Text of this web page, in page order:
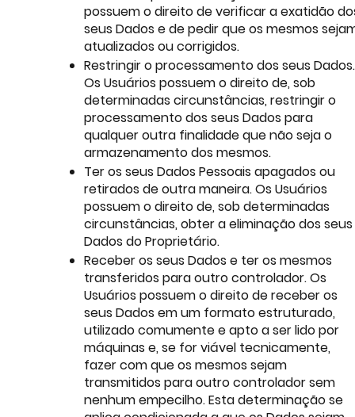
possuem o direito de verificar a exatidão
seus Dados e de pedir que os mesmos
atualizados ou corrigidos.
Restringir o processamento dos seus Dados.
Os Usuários possuem o direito de, sob
determinadas circunstâncias, restringir o
processamento dos seus Dados para
qualquer outra finalidade que não seja o
armazenamento dos mesmos.
Ter os seus Dados Pessoais apagados ou
retirados de outra maneira. Os Usuários
possuem o direito de, sob determinadas
circunstâncias, obter a eliminação dos seus
Dados do Proprietário.
Receber os seus Dados e ter os mesmos
transferidos para outro controlador. Os
Usuários possuem o direito de receber os
seus Dados em um formato estruturado,
utilizado comumente e apto a ser lido por
máquinas e, se for viável tecnicamente,
fazer com que os mesmos sejam
transmitidos para outro controlador sem
nenhum empecilho. Esta determinação se